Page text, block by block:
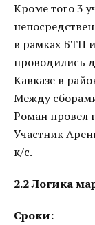
Кроме того 3
в рамках БТП
проводились
Кавказе в
Между
Роман провел
Участник
к/с.
2.2 Логика
Сроки: